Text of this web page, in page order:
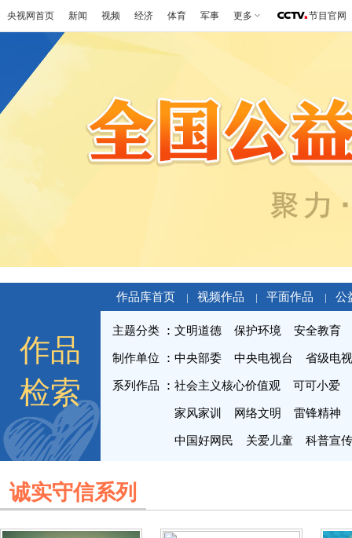
央视网首页 新闻 视频 经济 体育 军事 更多 节目官网
作品
检索
作品库首页 | 视频作品 | 平面作品 | 公
主题分类 文明道德 保护环境 安全教育
制作单位 中央部委 中央电视台 省级电
系列作品 社会主义核心价值观 可可小爱
家风家训 网络文明 雷锋精神
中国好网民 关爱儿童 科普宣传
诚实守信系列